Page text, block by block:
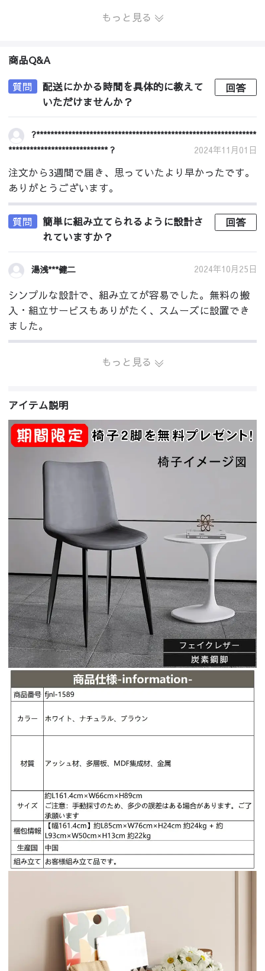
もっと見る
商品Q&A
質問
配送にかかる時間を具体的に教えて
いただけませんか？
回答
?**************************************************************
**************************** ?
2024年11月01日
注文から3週間で届き、思っていたより早かったです。
ありがとうございます。
質問
簡単に組み立てられるように設計さ
れていますか？
回答
湯浅***健二 2024年10月25日
シンプルな設計で、組み立てが容易でした。無料の搬
入・組立サービスもありがたく、スムーズに設置でき
ました。
もっと見る
アイテム説明